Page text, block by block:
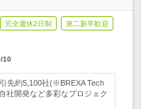
完全週休2日制 第二新卒歓迎
10
先約5,100社(※BREXA Tech
社開発など多彩なプロジェク